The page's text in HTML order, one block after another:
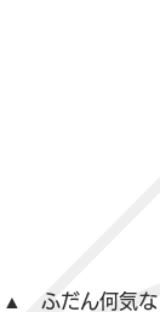
▲　ふだん何気な